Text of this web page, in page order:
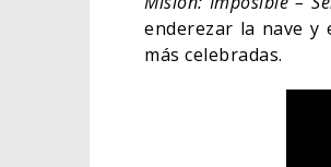
enderezar la nave y
más celebradas.